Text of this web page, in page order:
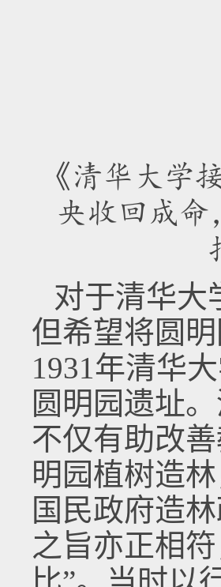
《清华大学
央收回成命
对于清华大
但希望将圆
1931年清华
圆明园遗址
不仅有助改
明园植树造
国民政府造
之旨亦正相